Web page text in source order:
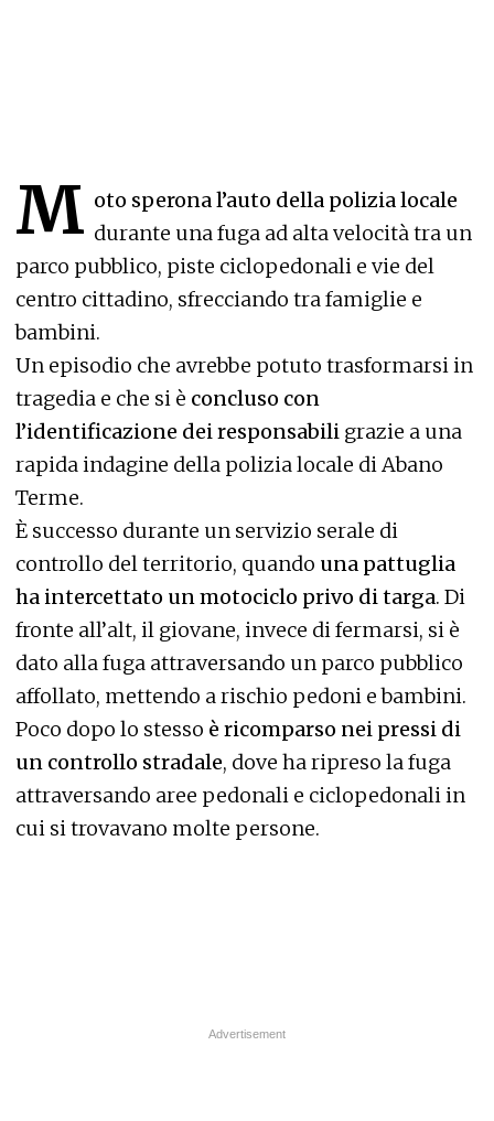
M oto sperona l’auto della polizia locale
durante una fuga ad alta velocità tra un
parco pubblico, piste ciclopedonali e vie del
centro cittadino, sfrecciando tra famiglie e
bambini.
Un episodio che avrebbe potuto trasformarsi in
tragedia e che si è concluso con
l’identificazione dei responsabili grazie a una
rapida indagine della polizia locale di Abano
Terme.
È successo durante un servizio serale di
controllo del territorio, quando una pattuglia
ha intercettato un motociclo privo di targa. Di
fronte all’alt, il giovane, invece di fermarsi, si è
dato alla fuga attraversando un parco pubblico
affollato, mettendo a rischio pedoni e bambini.
Poco dopo lo stesso è ricomparso nei pressi di
un controllo stradale, dove ha ripreso la fuga
attraversando aree pedonali e ciclopedonali in
cui si trovavano molte persone.